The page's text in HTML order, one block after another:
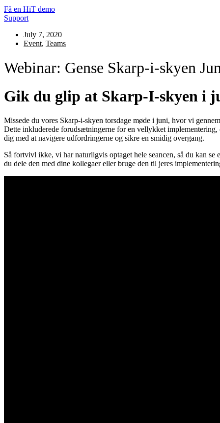
Få en HiT demo
Support
July 7, 2020
Event, Teams
Webinar: Gense Skarp-i-skyen
Gik du glip at Skarp-I-skyen i
Missede du vores Skarp-i-skyen torsdage møde i juni, hvor vi
Dette inkluderede forudsætningerne for en vellykket
dig med at navigere udfordringerne og sikre en smidig overgang.
Så fortvivl ikke, vi har naturligvis optaget hele seancen, så du kan
du dele den med dine kollegaer eller bruge den til jeres